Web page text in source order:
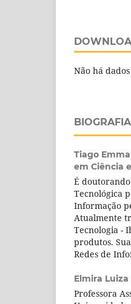
Não há
Tiago
em Ciência
É
Tecnológica
Informação
Atualmente
Tecnologia -
produtos.
Redes de
Elmira Luiza
Professora